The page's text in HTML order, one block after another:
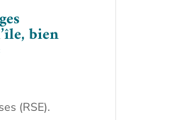
bien
(RSE).